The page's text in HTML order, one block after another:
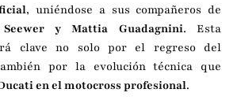
, uniéndose a sus compañeros de
Seewer y Mattia Guadagnini. Esta
clave no solo por el regreso del
por la evolución técnica que
en el motocross profesional.